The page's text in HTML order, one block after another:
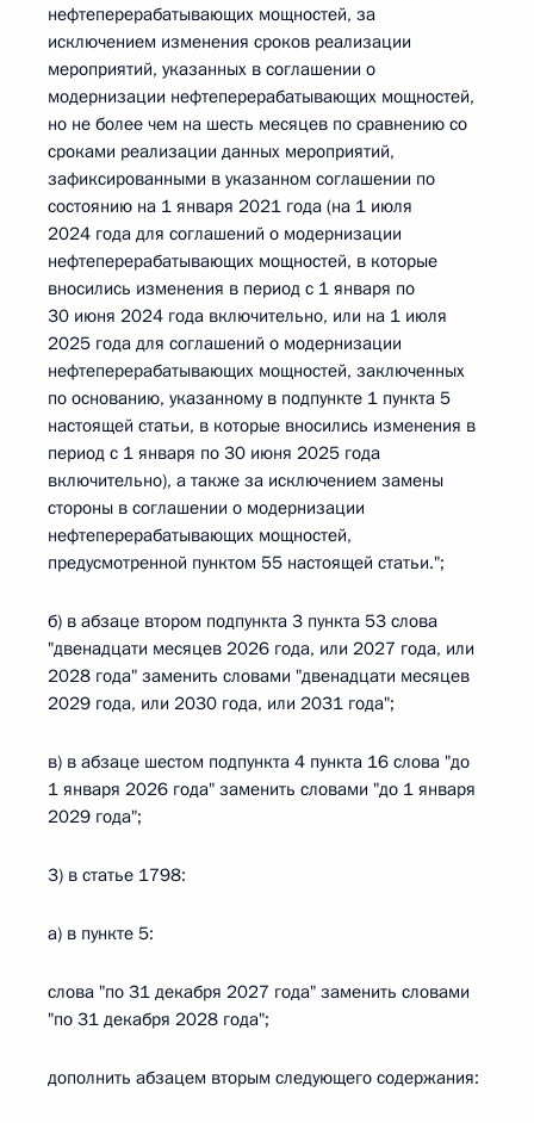
нефтеперерабатывающих мощностей, за
исключением изменения сроков реализации
мероприятий, указанных в соглашении о
модернизации нефтеперерабатывающих мощностей,
но не более чем на шесть месяцев по сравнению со
сроками реализации данных мероприятий,
зафиксированными в указанном соглашении по
состоянию на 1 января 2021 года (на 1 июля
2024 года для соглашений о модернизации
нефтеперерабатывающих мощностей, в которые
вносились изменения в период с 1 января по
30 июня 2024 года включительно, или на 1 июля
2025 года для соглашений о модернизации
нефтеперерабатывающих мощностей, заключенных
по основанию, указанному в подпункте 1 пункта 5
настоящей статьи, в которые вносились изменения в
период с 1 января по 30 июня 2025 года
включительно), а также за исключением замены
стороны в соглашении о модернизации
нефтеперерабатывающих мощностей,
предусмотренной пунктом 55 настоящей статьи.";
б) в абзаце втором подпункта 3 пункта 53 слова
"двенадцати месяцев 2026 года, или 2027 года, или
2028 года" заменить словами "двенадцати месяцев
2029 года, или 2030 года, или 2031 года";
в) в абзаце шестом подпункта 4 пункта 16 слова "до
1 января 2026 года" заменить словами "до 1 января
2029 года";
3) в статье 1798:
а) в пункте 5:
слова "по 31 декабря 2027 года" заменить словами
"по 31 декабря 2028 года";
дополнить абзацем вторым следующего содержания: